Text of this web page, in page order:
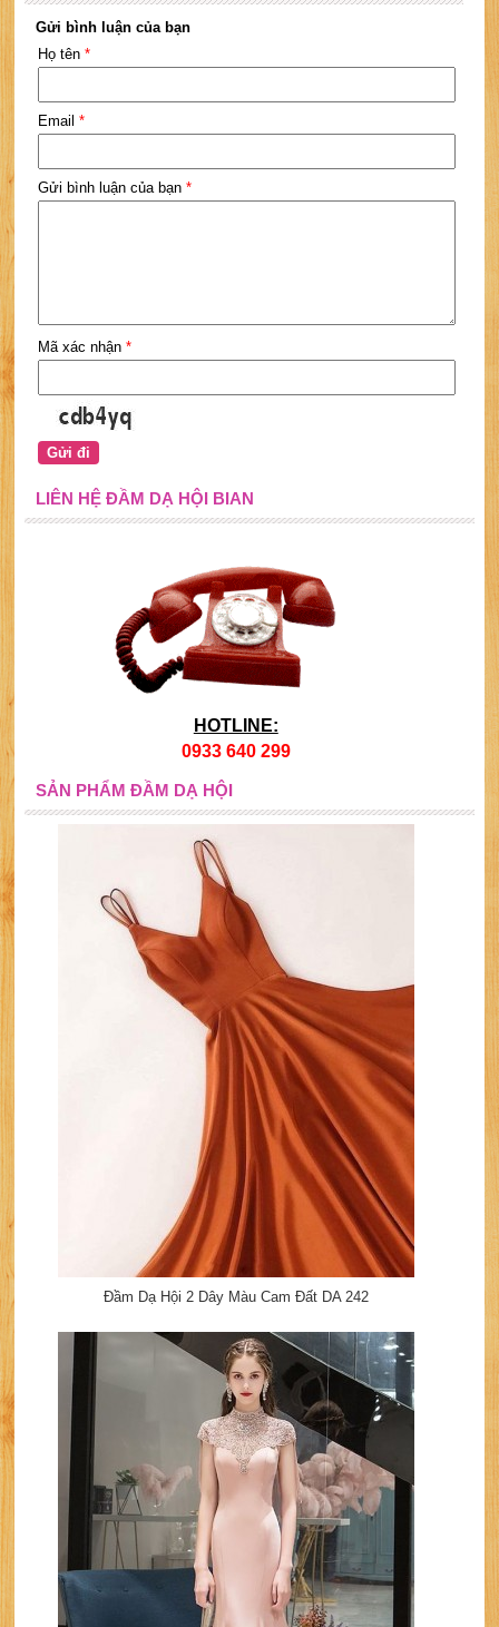
Gửi bình luận của bạn
Họ tên *
Email *
Gửi bình luận của bạn *
Mã xác nhận *
LIÊN HỆ ĐẦM DẠ HỘI BIAN
HOTLINE:
0933 640 299
SẢN PHẨM ĐẦM DẠ HỘI
Đầm Dạ Hội 2 Dây Màu Cam Đất DA 242